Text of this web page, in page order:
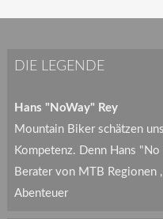
DIE LEGENDE
Hans "NoWay" Rey
Mountain Biker schätzen
Kompetenz. Denn Hans
Berater von MTB Regionen
Abenteuer